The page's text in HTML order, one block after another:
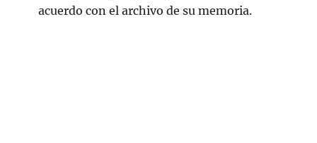
acuerdo con el archivo de su memoria.